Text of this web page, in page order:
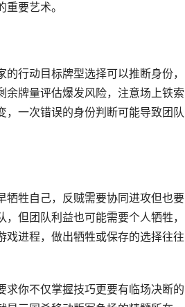
要艺术。
行动目标牌型选择可以推断身份，
余牌量评估爆发风险，注意场上铁索
，一次错误的身份判断可能导致团队
牺牲自己，反贼需要协同进攻但也要
但团队利益也可能需要个人牺牲，
戏进程，做出牺牲或保存的选择往往
求你不仅掌握技巧更要有临场决断的